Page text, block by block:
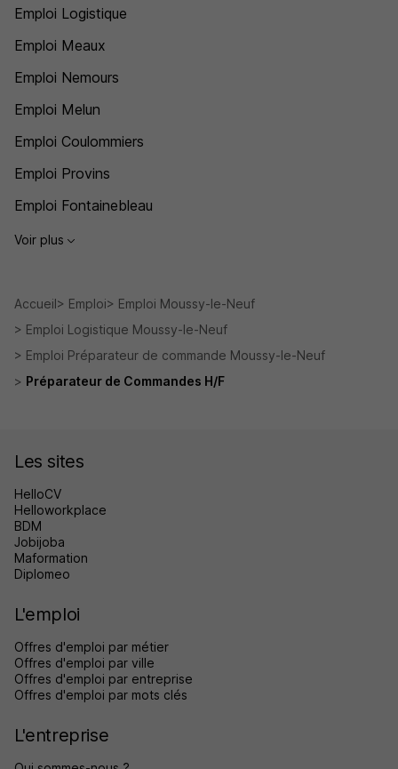
Emploi Logistique
Emploi Meaux
Emploi Nemours
Emploi Melun
Emploi Coulommiers
Emploi Provins
Emploi Fontainebleau
Voir plus
Accueil Emploi
Emploi Moussy-le-Neuf
Emploi Logistique Moussy-le-Neuf
Emploi Préparateur de commande Moussy-le-Neuf
Préparateur de Commandes H/F
Les sites
HelloCV
Helloworkplace
BDM
Jobijoba
Maformation
Diplomeo
L'emploi
Offres d'emploi par métier
Offres d'emploi par ville
Offres d'emploi par entreprise
Offres d'emploi par mots clés
L'entreprise